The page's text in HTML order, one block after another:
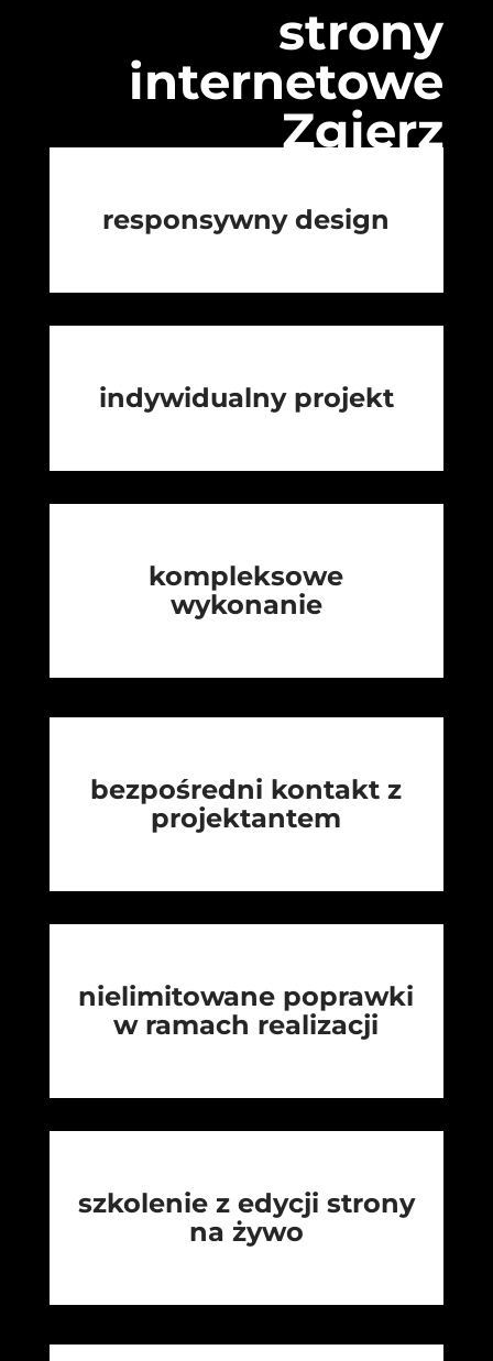
strony
internetowe
Zgierz
responsywny design
indywidualny projekt
kompleksowe
wykonanie
bezpośredni kontakt z
projektantem
nielimitowane poprawki
w ramach realizacji
szkolenie z edycji strony
na żywo